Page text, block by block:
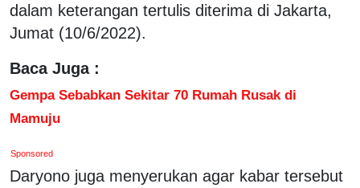
dalam keterangan tertulis diterima di Jakarta,
Jumat (10/6/2022).
Baca Juga :
Gempa Sebabkan Sekitar 70 Rumah Rusak di
Mamuju
Sponsored
Daryono juga menyerukan agar kabar tersebut